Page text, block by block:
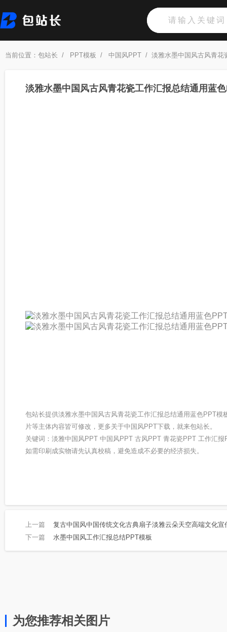
当前位置： 包站长 / PPT模板 / 中国风PPT / 淡雅水墨中国风古风青花
淡雅水墨中国风古风青花瓷工作汇报总结通用蓝
包站长提供淡雅水墨中国风古风青花瓷工作汇报总结通用蓝色PPT模
片等主体内容皆可修改，更多关于中国风PPT下载，就来包站长。
关键词：淡雅中国风PPT 中国风PPT 古风PPT 青花瓷PPT 工作汇报
如需印刷成实物请先认真校稿，避免造成不必要的经济损失。
上一篇 复古中国风中国传统文化古典扇子淡雅云朵天空高端文化宣
下一篇 水墨中国风工作汇报总结PPT模板
为您推荐相关图片